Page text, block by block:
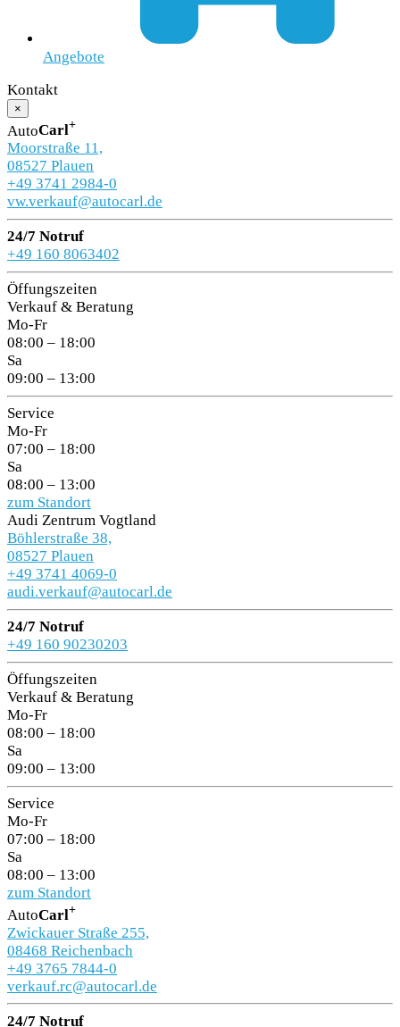
Angebote
Kontakt
×
AutoCarl+
Moorstraße 11,
08527 Plauen
+49 3741 2984-0
vw.verkauf@autocarl.de
24/7 Notruf
+49 160 8063402
Öffungszeiten
Verkauf & Beratung
Mo-Fr
08:00 – 18:00
Sa
09:00 – 13:00
Service
Mo-Fr
07:00 – 18:00
Sa
08:00 – 13:00
zum Standort
Audi Zentrum Vogtland
Böhlerstraße 38,
08527 Plauen
+49 3741 4069-0
audi.verkauf@autocarl.de
24/7 Notruf
+49 160 90230203
Öffungszeiten
Verkauf & Beratung
Mo-Fr
08:00 – 18:00
Sa
09:00 – 13:00
Service
Mo-Fr
07:00 – 18:00
Sa
08:00 – 13:00
zum Standort
AutoCarl+
Zwickauer Straße 255,
08468 Reichenbach
+49 3765 7844-0
verkauf.rc@autocarl.de
24/7 Notruf